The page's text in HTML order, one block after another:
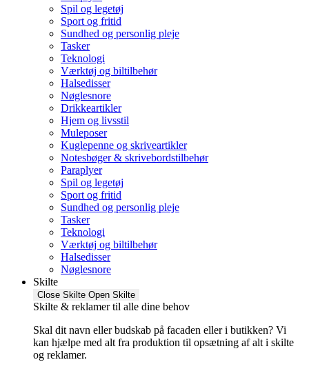
Spil og legetøj
Sport og fritid
Sundhed og personlig pleje
Tasker
Teknologi
Værktøj og biltilbehør
Halsedisser
Nøglesnore
Drikkeartikler
Hjem og livsstil
Muleposer
Kuglepenne og skriveartikler
Notesbøger & skrivebordstilbehør
Paraplyer
Spil og legetøj
Sport og fritid
Sundhed og personlig pleje
Tasker
Teknologi
Værktøj og biltilbehør
Halsedisser
Nøglesnore
Skilte
Close Skilte Open Skilte
Skilte & reklamer til alle dine behov
Skal dit navn eller budskab på facaden eller i butikken? Vi
kan hjælpe med alt fra produktion til opsætning af alt i skilte
og reklamer.